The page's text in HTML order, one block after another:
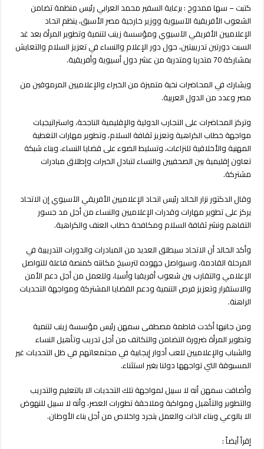
الآسيوي
يدشن
دورتين
تدريبيتين
لمشاركين
من
10
دول
كتبت – سها ممدوح : برعاية السفير محمد العرابي رئيس منظمة تضامن
الشعوب الأفريقية الآسيوية ووزير خارجية مصر الأسبق، ينظم اتحاد
الإعلاميين الأفريقي الآسيوي ومؤسسة زينب لتنمية وتطوير المرأة بعد غد
السبت دورتين تدريبيتين، حول دور الإعلام والنساء في تعزيز السلام والتعايش
بمشاركة 70 متدربا ومتدربة من عشر دول أسيوية وأفريقية.
ويشارك في المحاضرات نخبة متميزة من الخبراء والإعلاميين المرموقين من
مصر وعدد من الدول العربية.
وتركز المحاضرات على التجارب الدولية والإقليمية الناجحة، واستراتيجيات
مواجهة خطاب الكراهية وتعزيز ثقافة السلام، وتطوير مهارات التغطية
المهنية والأخلاقية للنزاعات، وتسليط الضوء على قضايا النساء، وبناء شبكة
تعاون إقليمية بين الصحفيين والنساء لتبادل الخبرات وإطلاق مبادرات
مشتركة.
وقال الدكتور نزار الخالد رئيس اتحاد الإعلاميين الأفريقي الآسيوي إن الاتحاد
يركز على تطوير مهارات وقدرات الإعلاميين والنساء من أجل مد جسور
التفاهم ونشر ثقافة السلام ومكافحة خطاب العنف والكراهية.
وأكد الخالد أن الاتحاد سيطلق العديد من المبادرات والدورات التدريبية في
المرحلة القادمة، وسيواصل جهوده لترسيخ مكانته كمنصة فاعلة للتواصل
الإعلامي والتقارب بين شعوب أفريقيا وأسيا، وللعمل من أجل دعم الأمن
والاستقرار وتعزيز فرص التنمية ودعم القضايا المشتركة ومواجهة التحديات
الراهنة.
ومن جانبها أكدت فاطمة مصطفى سمهن رئيس مؤسسة زينب لتنمية
وتطوير المرأة ضرورة التضامن والتكاتف من أجل تدريب وتأهيل النساء
والشباب والإعلاميين للعب أدوار إيجابية في مجتمعاتهم في ظل التحديات غير
المسبوقة التي تواجهها دولنا بغير استثناء.
وأضافت سمهن أنه لا سبيل لمواجهة تلك التحديات الا بالتعليم والتدريب
والتطوير والتأهيل ومواكبة وملاحقة تطورات العصر، وأنه لا سبيل للنهوض
الا بالوعي وبناء الذات والعمل بتجرد واخلاص من أجل بناء الأوطان.
إقرأ أيضاً :